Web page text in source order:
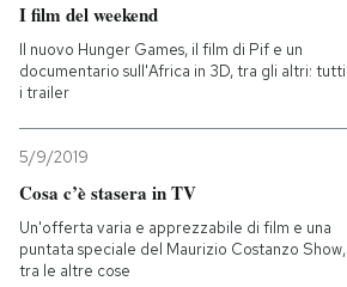
I film del weekend
Il nuovo Hunger Games, il film di Pif e un
documentario sull'Africa in 3D, tra gli altri: tutti
i trailer
5/9/2019
Cosa c’è stasera in TV
Un'offerta varia e apprezzabile di film e una
puntata speciale del Maurizio Costanzo Show,
tra le altre cose